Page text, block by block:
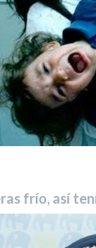
frío, así